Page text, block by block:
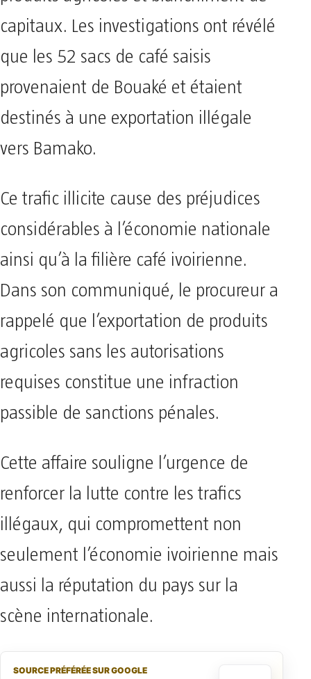
capitaux. Les investigations ont révélé
que les 52 sacs de café saisis
provenaient de Bouaké et étaient
destinés à une exportation illégale
vers Bamako.
Ce trafic illicite cause des préjudices
considérables à l’économie nationale
ainsi qu’à la filière café ivoirienne.
Dans son communiqué, le procureur a
rappelé que l’exportation de produits
agricoles sans les autorisations
requises constitue une infraction
passible de sanctions pénales.
Cette affaire souligne l’urgence de
renforcer la lutte contre les trafics
illégaux, qui compromettent non
seulement l’économie ivoirienne mais
aussi la réputation du pays sur la
scène internationale.
SOURCE PRÉFÉRÉE SUR GOOGLE